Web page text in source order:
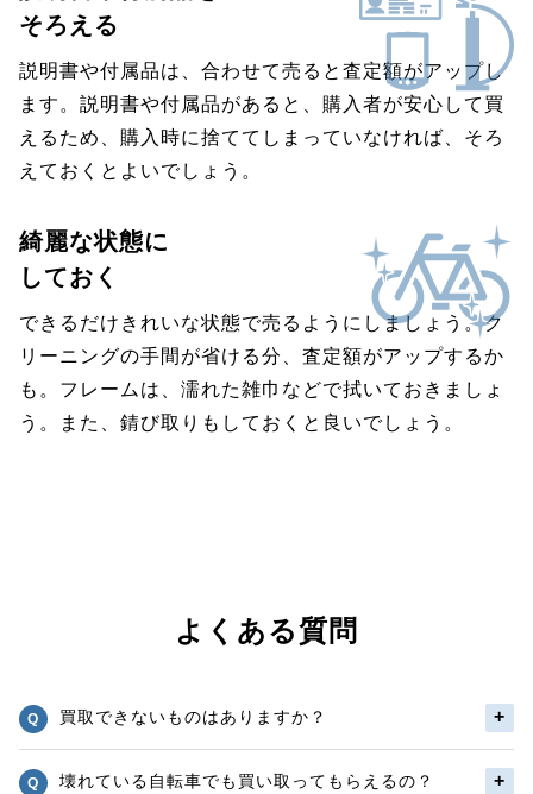
そろえる
説明書や付属品は、合わせて売ると査定額がアップし
ます。説明書や付属品があると、購入者が安心して買
えるため、購入時に捨ててしまっていなければ、そろ
えておくとよいでしょう。
綺麗な状態に
しておく
できるだけきれいな状態で売るようにしましょう。ク
リーニングの手間が省ける分、査定額がアップするか
も。フレームは、濡れた雑巾などで拭いておきましょ
う。また、錆び取りもしておくと良いでしょう。
よくある質問
買取できないものはありますか？
壊れている自転車でも買い取ってもらえるの？